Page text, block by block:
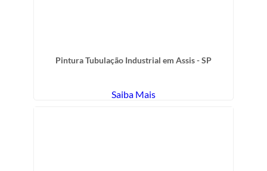
Pintura Tubulação Industrial em Assis - SP
Saiba Mais